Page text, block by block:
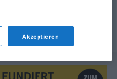
Akzeptieren